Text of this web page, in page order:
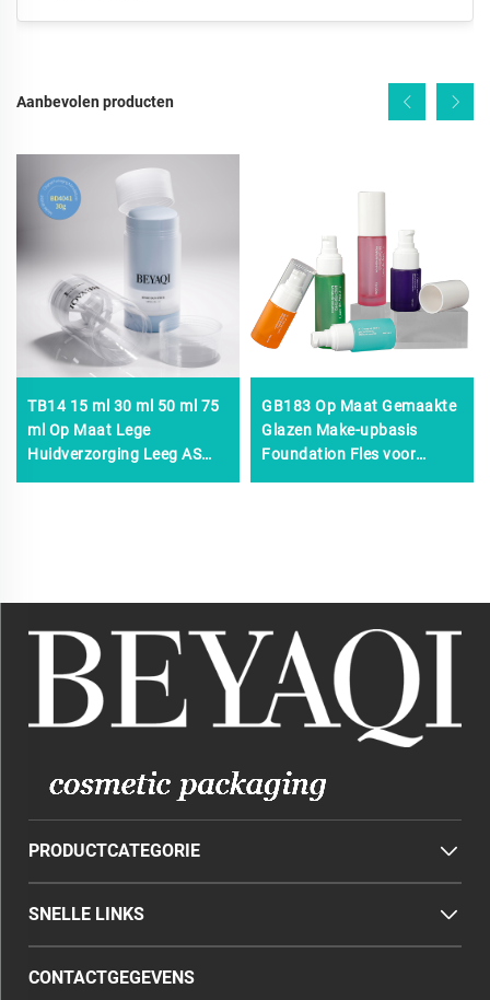
Aanbevolen producten
TB14 15 ml 30 ml 50 ml 75
ml Op Maat Lege
Huidverzorging Leeg AS
PETG Uitschuifbare
GB183 Op Maat Gemaakte
Glazen Make-upbasis
Foundation Fles voor
Concealer, Oliecontrole
PRODUCTCATEGORIE
SNELLE LINKS
CONTACTGEGEVENS